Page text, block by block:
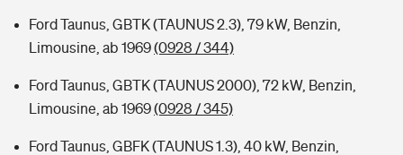
Ford Taunus, GBTK (TAUNUS 2.3), 79 kW, Benzin,
Limousine, ab 1969(0928 / 344)
Ford Taunus, GBTK (TAUNUS 2000), 72 kW, Benzin,
Limousine, ab 1969(0928 / 345)
Ford Taunus, GBFK (TAUNUS 1.3), 40 kW, Benzin,